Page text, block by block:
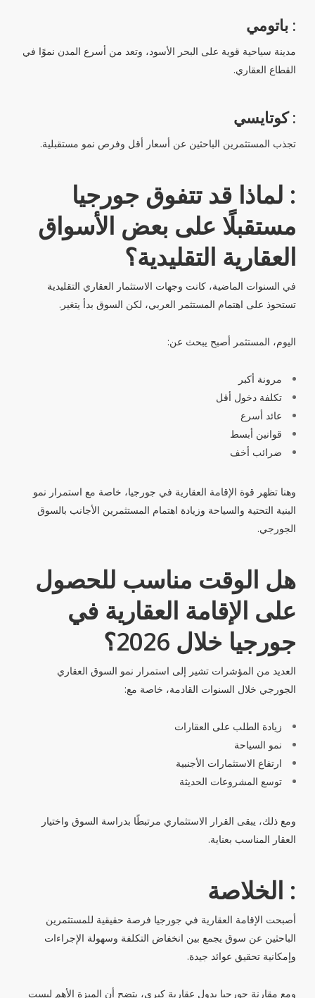
: باتومي
مدينة سياحية قوية على البحر الأسود، وتعد من أسرع المدن نموًا في
القطاع العقاري.
: كوتايسي
تجذب المستثمرين الباحثين عن أسعار أقل وفرص نمو مستقبلية.
: لماذا قد تتفوق جورجيا
مستقبلًا على بعض الأسواق
العقارية التقليدية؟
في السنوات الماضية، كانت وجهات الاستثمار العقاري التقليدية
تستحوذ على اهتمام المستثمر العربي، لكن السوق بدأ يتغير.
اليوم، المستثمر أصبح يبحث عن:
مرونة أكبر
تكلفة دخول أقل
عائد أسرع
قوانين أبسط
ضرائب أخف
وهنا تظهر قوة الإقامة العقارية في جورجيا، خاصة مع استمرار نمو
البنية التحتية والسياحة وزيادة اهتمام المستثمرين الأجانب بالسوق
الجورجي.
هل الوقت مناسب للحصول
على الإقامة العقارية في
جورجيا خلال 2026؟
العديد من المؤشرات تشير إلى استمرار نمو السوق العقاري
الجورجي خلال السنوات القادمة، خاصة مع:
زيادة الطلب على العقارات
نمو السياحة
ارتفاع الاستثمارات الأجنبية
توسع المشروعات الحديثة
ومع ذلك، يبقى القرار الاستثماري مرتبطًا بدراسة السوق واختيار
العقار المناسب بعناية.
: الخلاصة
أصبحت الإقامة العقارية في جورجيا فرصة حقيقية للمستثمرين
الباحثين عن سوق يجمع بين انخفاض التكلفة وسهولة الإجراءات
وإمكانية تحقيق عوائد جيدة.
ومع مقارنة جورجيا بدول عقارية كبرى، يتضح أن الميزة الأهم ليست